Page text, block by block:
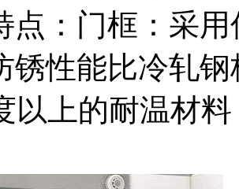
点：门框：采
锈性能比冷轧
以上的耐温材